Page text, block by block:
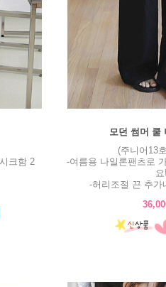
크함 2
모던 썸머 쿨
(주니어13
-여름용 나일론팬츠로
-허리조절 끈 추가